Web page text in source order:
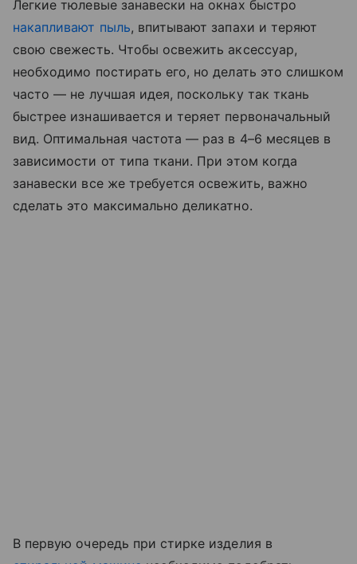
Легкие тюлевые занавески на окнах быстро
накапливают пыль, впитывают запахи и теряют
свою свежесть. Чтобы освежить аксессуар,
необходимо постирать его, но делать это слишком
часто — не лучшая идея, поскольку так ткань
быстрее изнашивается и теряет первоначальный
вид. Оптимальная частота — раз в 4–6 месяцев в
зависимости от типа ткани. При этом когда
занавески все же требуется освежить, важно
сделать это максимально деликатно.
В первую очередь при стирке изделия в